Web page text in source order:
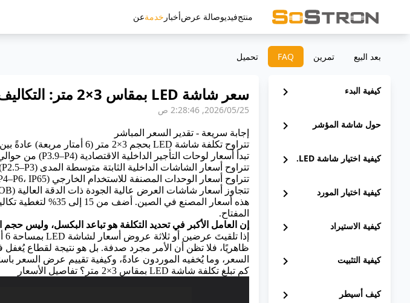
منتجفيديوصالة عرضأخبار خدمةعن
بعد البيع تمرين ‫FAQ تحميل
كيفية البدء chevron_right
حول شاشة المؤشر chevron_right
كيفية اختيار شاشة LED. chevron_right
كيفية اختيار المورد chevron_right
كيفية الاستيراد chevron_right
كيفية التثبيت chevron_right
كيف أسيطر chevron_right
سعر شاشة LED بمقاس 3×2 متر: التكاليف الفعلية، الرسوم الخفية، ونصائح للمشترين
25‏/05‏/2026, 2:28:46 ص
إجابة سريعة - تقدير السعر المباشر
تتراوح تكلفة شاشة LED
بحجم 3×2 متر (6 أمتار مربعة) عادةً بين
تبدأ أسعار لوحات التأجير الداخلية الاقتصادية (P3.9–P4) من حوالي 2800 دولار إلى 5500 دولار.
تتراوح أسعار الشاشات الداخلية الثابتة متوسطة المدى (P2.5–P3) بين 6000 دولار و11000 دولار.
تتراوح أسعار الوحدات المصنفة للاستخدام الخارجي (P4–P6، IP65) بين 7500 دولار و18000 دولار.
تتجاوز أسعار شاشات العرض عالية الجودة ذات الدقة العالية (P1.5–P2، COB) 20000 دولار.
هذه أسعار المصنع
المفتاح.
إن العامل الأكبر في تحديد التكلفة هو تباعد البكسل، وليس حجم
ظاهريًا، فلا تظن أن الأمر مجرد صدفة. بل هو نتيجة لقطاع يُغفل
السعر، وما يُخفيه الموردون عادةً، وكيفية تقييم عرض السعر
كم تبلغ تكلفة شاشة LED بمقاس 3×2 متر؟ تفاصيل الأسعار